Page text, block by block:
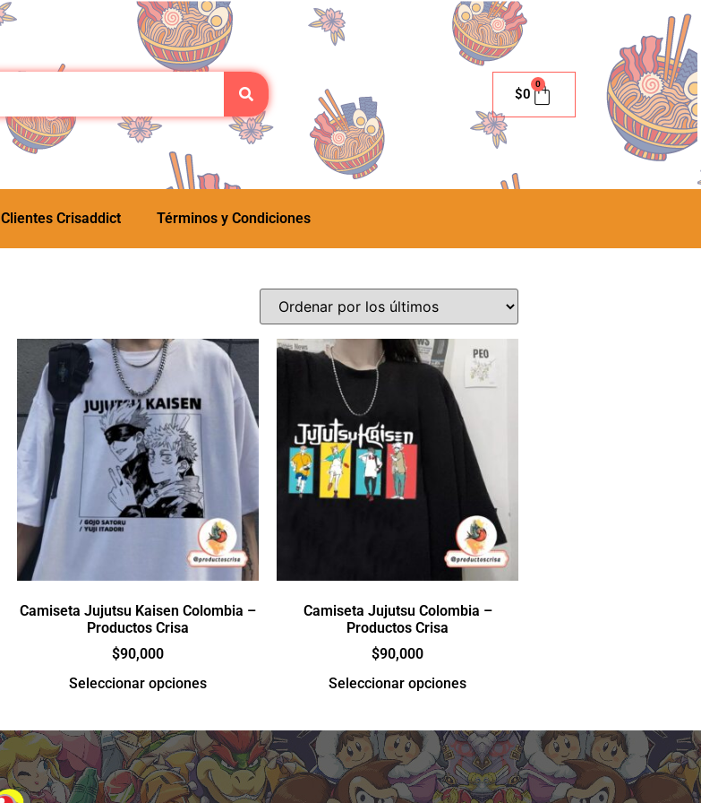
$0
0
Clientes Crisaddict Términos y Condiciones
Camiseta Jujutsu Kaisen Colombia –
Productos Crisa
$90,000
Seleccionar opciones
Camiseta Jujutsu Colombia –
Productos Crisa
$90,000
Seleccionar opciones